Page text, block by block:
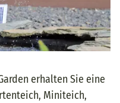
erhalten Sie eine
Miniteich,